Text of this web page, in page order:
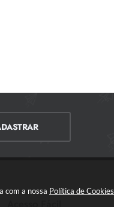
com a nossa Política de Cookies